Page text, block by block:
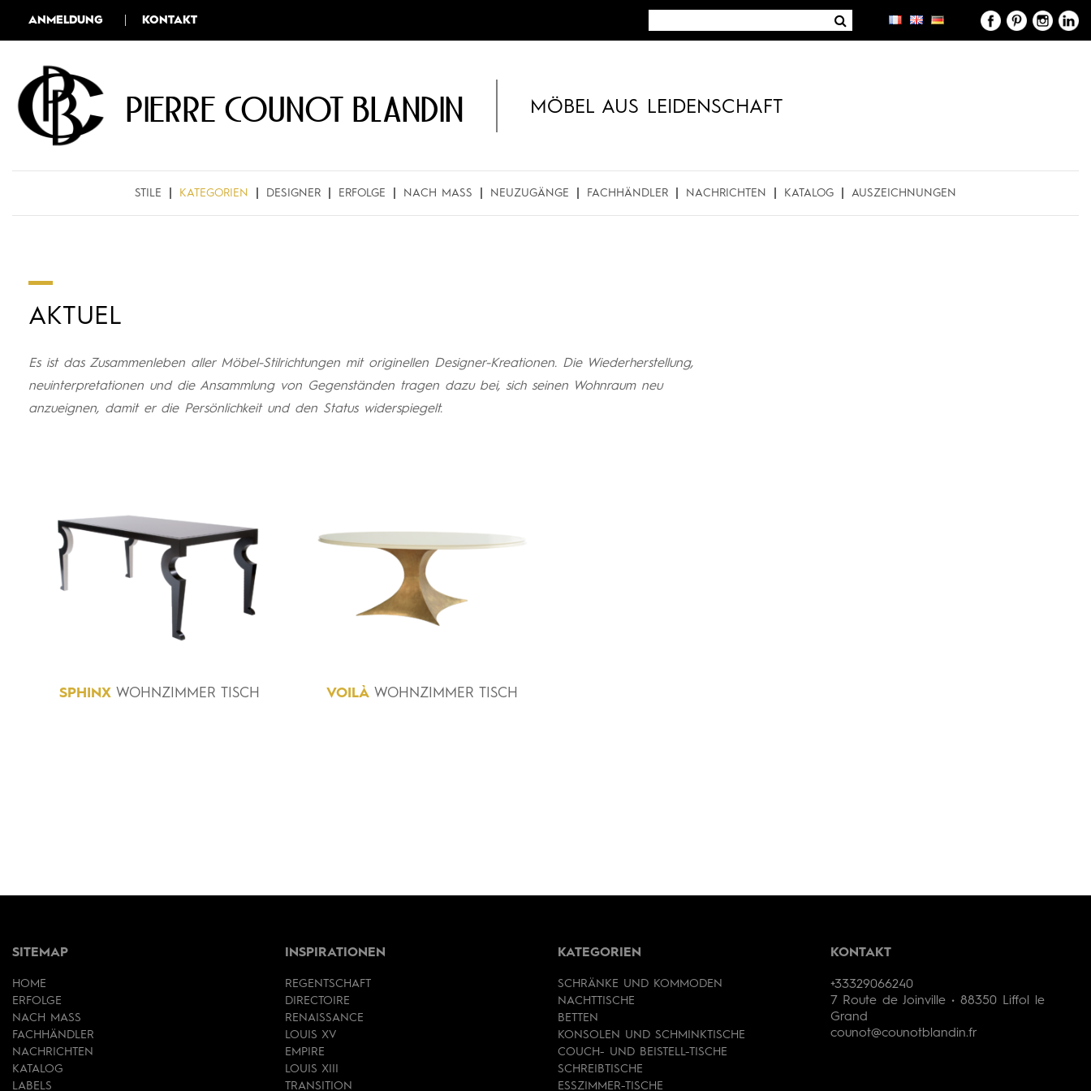
ANMELDUNG KONTAKT
Pierre COUNOT BLANDIN MÖBEL AUS LEIDENSCHAFT
STILE KATEGORIEN DESIGNER ERFOLGE NACH MASS NEUZUGÄNGE FACHHÄNDLER NACHRICHTEN KATALOG AUSZEICHNUNGEN
AKTUEL
Es ist das Zusammenleben aller Möbel-Stilrichtungen mit originellen Designer-Kreationen. Die Wiederherstellung,
neuinterpretationen und die Ansammlung von Gegenständen tragen dazu bei, sich seinen Wohnraum neu
anzueignen, damit er die Persönlichkeit und den Status widerspiegelt.
SPHINX WOHNZIMMER TISCH VOILÀ WOHNZIMMER TISCH
SITEMAP
HOME
ERFOLGE
NACH MASS
FACHHÄNDLER
NACHRICHTEN
KATALOG
LABELS
INSPIRATIONEN
REGENTSCHAFT
DIRECTOIRE
RENAISSANCE
LOUIS XV
EMPIRE
LOUIS XIII
TRANSITION
KATEGORIEN
SCHRÄNKE UND KOMMODEN
NACHTTISCHE
BETTEN
KONSOLEN UND SCHMINKTISCHE
COUCH- UND BEISTELL-TISCHE
SCHREIBTISCHE
ESSZIMMER-TISCHE
KONTAKT
+33329066240
7 Route de Joinville • 88350 Liffol le
Grand
counot@counotblandin.fr